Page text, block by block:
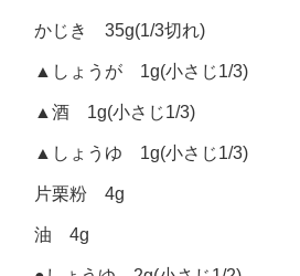
かじき 35g(1/3切れ)
▲しょうが 1g(小さじ1/3)
▲酒 1g(小さじ1/3)
▲しょうゆ 1g(小さじ1/3)
片栗粉 4g
油 4g